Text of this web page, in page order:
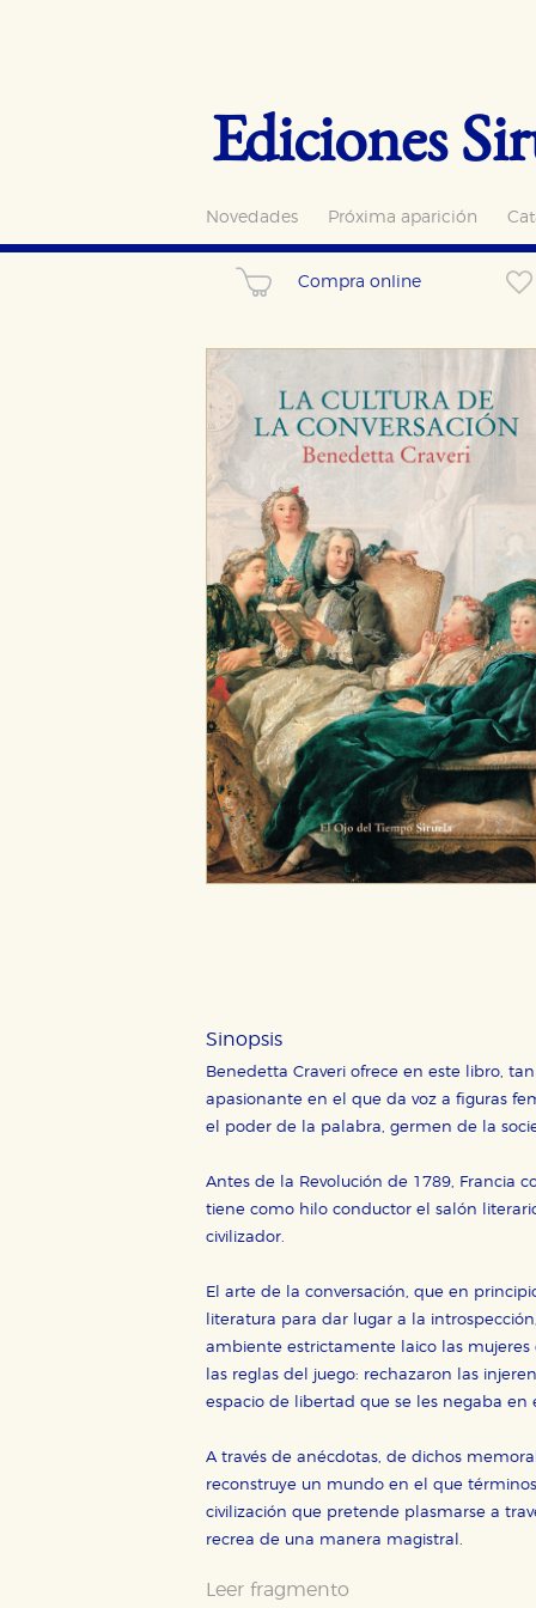
Ediciones
Novedades Próxima aparición
Compra online
Sinopsis
Benedetta Craveri ofrece en este libro,
apasionante en el que da voz a figuras
el poder de la palabra, germen de la
Antes de la Revolución de 1789, Francia
tiene como hilo conductor el salón
civilizador.
El arte de la conversación, que en
literatura para dar lugar a la
ambiente estrictamente laico las mujeres
las reglas del juego: rechazaron las
espacio de libertad que se les negaba en
A través de anécdotas, de dichos
reconstruye un mundo en el que
civilización que pretende plasmarse a
recrea de una manera magistral.
Leer fragmento
CONFIGURACIÓN DE
hacerlo desde el navegador,
Estas cookies se utilizan para